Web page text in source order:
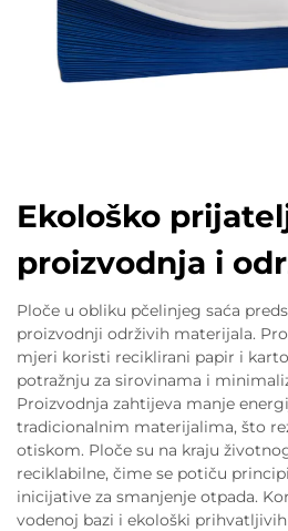
Ekološko
proizvodnja i
Ploče u obliku pčelinjeg saća
proizvodnji održivih materijala.
mjeri koristi reciklirani papir i
potražnju za sirovinama i
Proizvodnja zahtijeva manje
tradicionalnim materijalima, što
otiskom. Ploče su na kraju
reciklabilne, čime se potiču
inicijative za smanjenje otpada.
vodenoj bazi i ekološki